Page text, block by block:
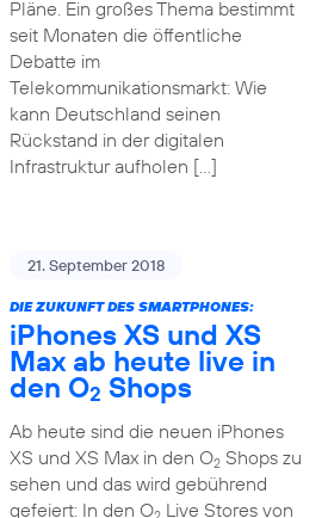
Pläne. Ein großes Thema bestimmt
seit Monaten die öffentliche
Debatte im
Telekommunikationsmarkt: Wie
kann Deutschland seinen
Rückstand in der digitalen
Infrastruktur aufholen […]
21. September 2018
DIE ZUKUNFT DES SMARTPHONES:
iPhones XS und XS
Max ab heute live in
den O2 Shops
Ab heute sind die neuen iPhones
XS und XS Max in den O2Shops zu
sehen und das wird gebührend
gefeiert: In den O Live Stores von